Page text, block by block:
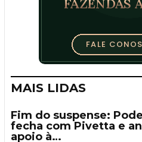
MAIS LIDAS
Fim do suspense:
fecha com Pivetta e
apoio à…